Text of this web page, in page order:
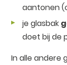
aantonen
je glasbak
doet bij de
In alle andere